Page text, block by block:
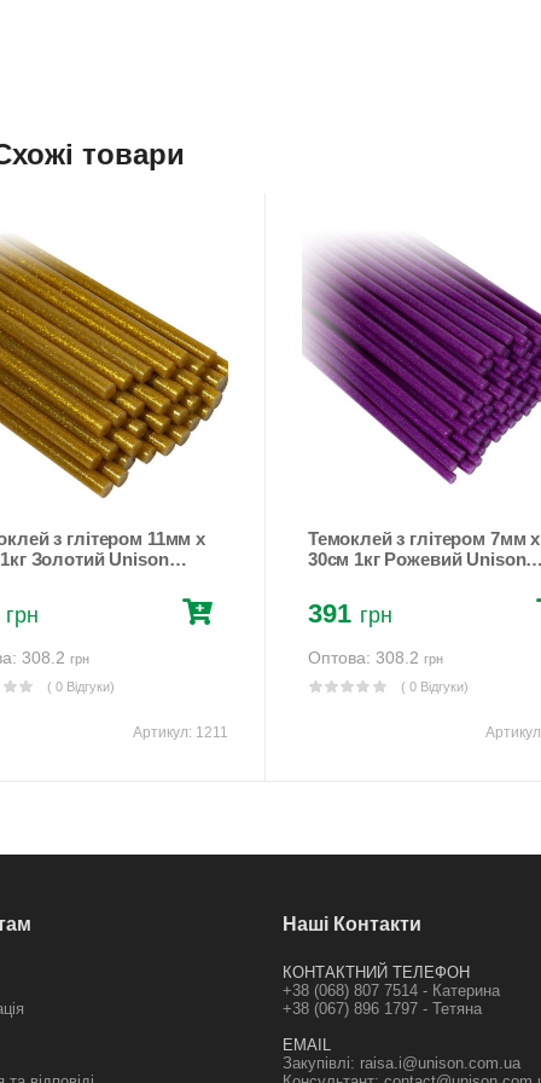
товари
з глітером 11мм х
Золотий Unison
грн
308.2 грн
( 0 Відгуки)
Артикул: 1211
Темоклей з глітером 7мм х
30см 1кг Рожевий Unison
391 грн
Оптова: 308.2 грн
( 0 Відгуки)
Наші Контакти
КОНТАКТНИЙ ТЕЛЕФОН
+38 (068) 807 7514 - Катерина
+38 (067) 896 1797 - Тетяна
EMAIL
Закупівлі: raisa.i@unison.com.ua